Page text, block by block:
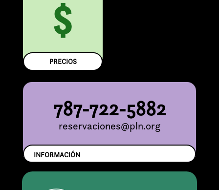
$
PRECIOS
787-722-5882
reservaciones@pln.org
INFORMACIÓN